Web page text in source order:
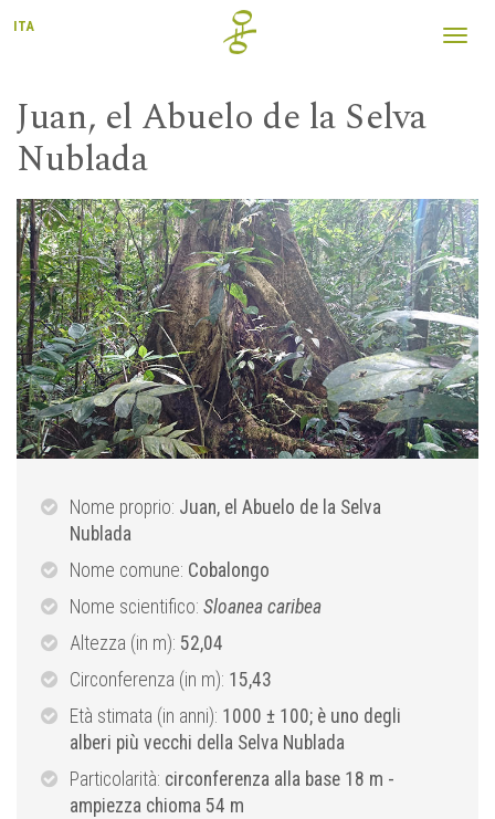
ITA
Juan, el Abuelo de la Selva
Nublada
Nome proprio: Juan, el Abuelo de la Selva
Nublada
Nome comune: Cobalongo
Nome scientifico: Sloanea caribea
Altezza (in m): 52,04
Circonferenza (in m): 15,43
Età stimata (in anni): 1000 ± 100; è uno degli
alberi più vecchi della Selva Nublada
Particolarità: circonferenza alla base 18 m -
ampiezza chioma 54 m